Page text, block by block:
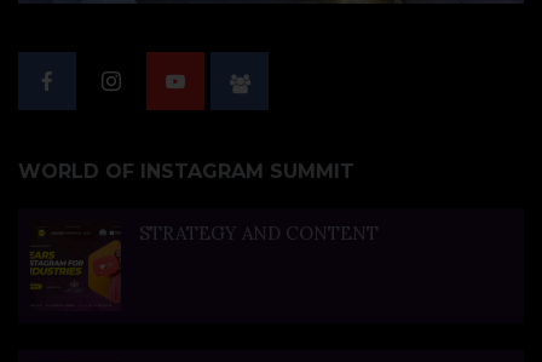
WORLD OF INSTAGRAM SUMMIT
STRATEGY AND CONTENT